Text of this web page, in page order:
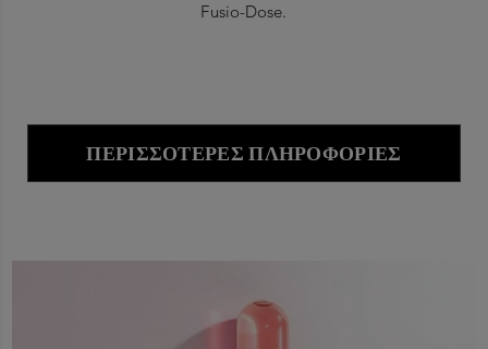
Fusio-Dose.
ΠΕΡΙΣΣΌΤΕΡΕΣ ΠΛΗΡΟΦΟΡΊΕΣ